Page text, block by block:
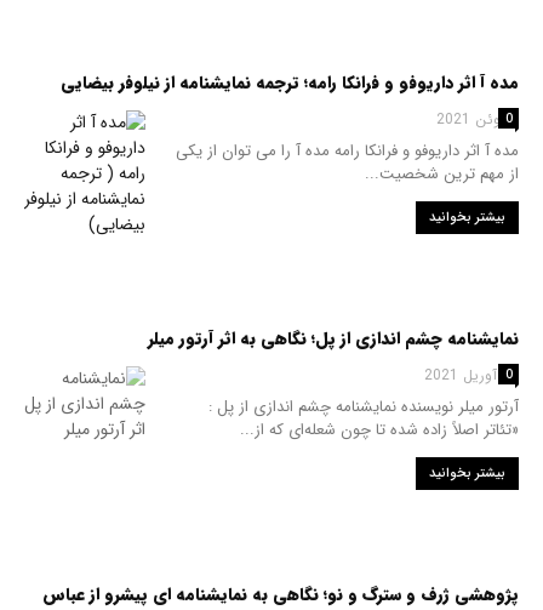
مده آ اثر داریوفو و فرانکا رامه؛ ترجمه نمایشنامه از نیلوفر بیضایی
7 ژوئن 20210
مده آ اثر داریوفو و فرانکا رامه مده آ را می توان از یکی
از مهم ترین شخصیت...
بیشتر بخوانید
نمایشنامه چشم اندازی از پل؛ نگاهی به اثر آرتور میلر
28 آوریل 2021
0
آرتور میلر نویسنده نمایشنامه چشم اندازی از پل :
«تئاتر اصلاً زاده شده تا چون شعله‌ای که از...
بیشتر بخوانید
پژوهشی ژرف و سترگ و نو؛ نگاهی به نمایشنامه ای پیشرو از عباس